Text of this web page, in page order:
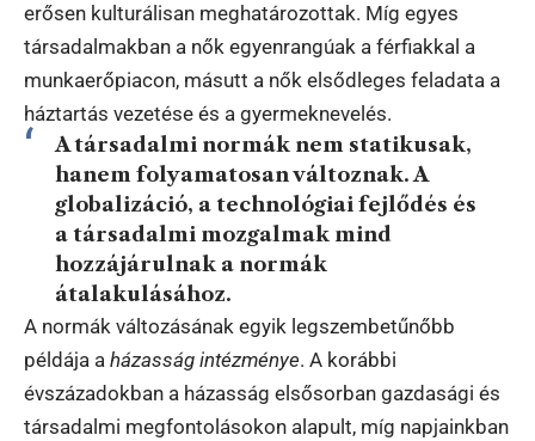
erősen kulturálisan meghatározottak. Míg egyes
társadalmakban a nők egyenrangúak a férfiakkal a
munkaerőpiacon, másutt a nők elsődleges feladata a
háztartás vezetése és a gyermeknevelés.
A társadalmi normák nem statikusak,
hanem folyamatosan változnak. A
globalizáció, a technológiai fejlődés és
a társadalmi mozgalmak mind
hozzájárulnak a normák
átalakulásához.
A normák változásának egyik legszembetűnőbb
példája a házasság intézménye. A korábbi
évszázadokban a házasság elsősorban gazdasági és
társadalmi megfontolásokon alapult, míg napjainkban